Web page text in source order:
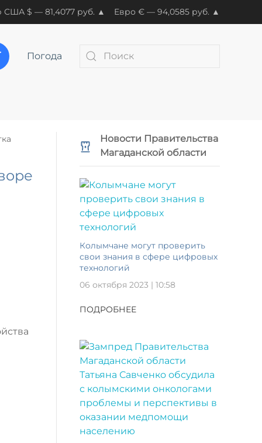
США $ — 81,4077 руб. ▲ Евро € — 94,0585 руб. ▲
Погода
Новости Правительства
Магаданской области
Колымчане могут проверить
свои знания в сфере цифровых
технологий
06 октября 2023 | 10:58
ПОДРОБНЕЕ